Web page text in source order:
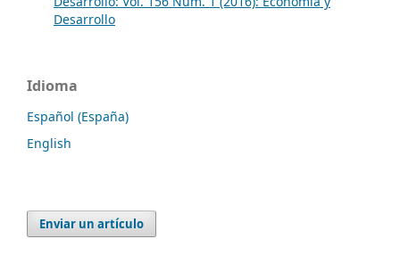
Desarrollo
Idioma
Español (España)
English
Enviar un artículo